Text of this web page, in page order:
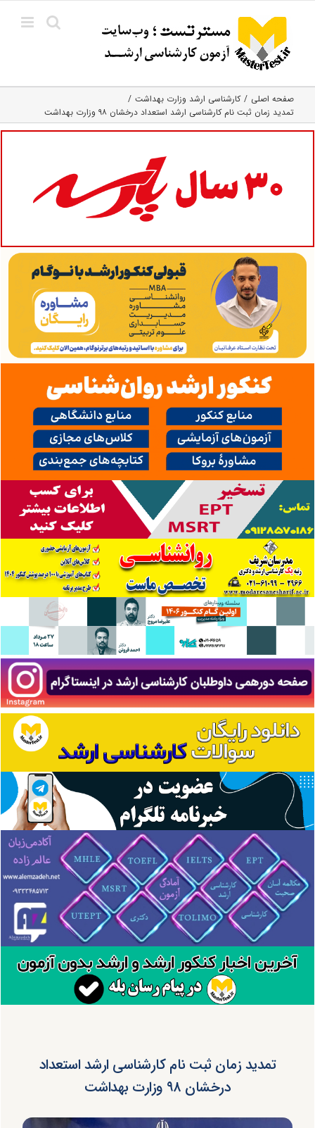
content
صفحه اصلی
کارشناسی ارشد وزارت بهداشت
تمدید زمان ثبت نام کارشناسی ارشد استعداد درخشان ۹۸ وزارت بهداشت
تمدید زمان ثبت نام کارشناسی ارشد استعداد
درخشان ۹۸ وزارت بهداشت